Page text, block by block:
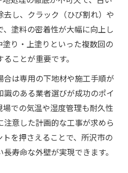
し、クラック（ひび割れ）や
塗料の密着性が大幅に向上し
塗り・上塗りといった複数回の
ことが重要です。
合は専用の下地材や施工手順が
のある業者選びが成功のポイ
場での気温や湿度管理も耐久性
注意した計画的な工事が求めら
を押さえることで、所沢市の
寿命な外壁が実現できます。